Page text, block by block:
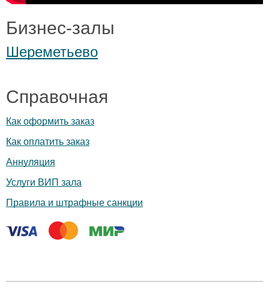
Бизнес-залы
Шереметьево
Справочная
Как оформить заказ
Как оплатить заказ
Аннуляция
Услуги ВИП зала
Правила и штрафные санкции